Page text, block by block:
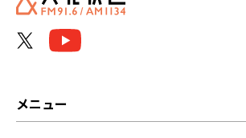
メニュー